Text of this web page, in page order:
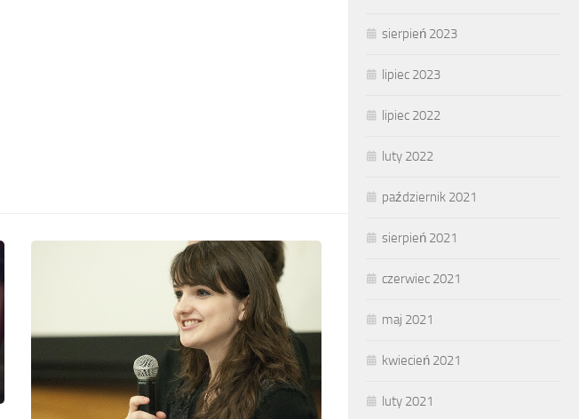
sierpień 2023
lipiec 2023
lipiec 2022
luty 2022
październik 2021
sierpień 2021
czerwiec 2021
maj 2021
kwiecień 2021
luty 2021